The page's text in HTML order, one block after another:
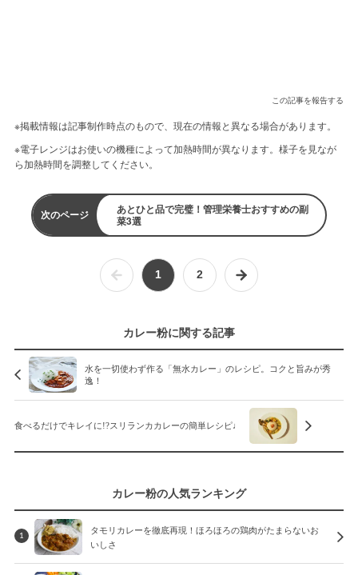
この記事を報告する
※掲載情報は記事制作時点のもので、現在の情報と異なる場合があります。
※電子レンジはお使いの機種によって加熱時間が異なります。様子を見なが
ら加熱時間を調整してください。
次のページ
あとひと品で完璧！管理栄養士おすすめの副
菜3選
1 2
カレー粉に関する記事
水を一切使わず作る「無水カレー」のレシピ。コクと旨みが秀
逸！
食べるだけでキレイに!?スリランカカレーの簡単レシピ♩
カレー粉の人気ランキング
1
タモリカレーを徹底再現！ほろほろの鶏肉がたまらないお
いしさ